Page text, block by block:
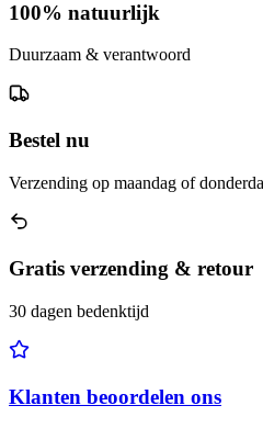
100% natuurlijk
Duurzaam & verantwoord
Bestel nu
Verzending op maandag of
Gratis verzending & retour
30 dagen bedenktijd
Klanten beoordelen ons